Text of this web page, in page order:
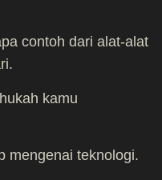
contoh dari alat-alat
kamu
mengenai teknologi.